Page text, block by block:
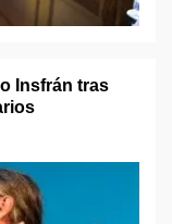
Insfrán tras